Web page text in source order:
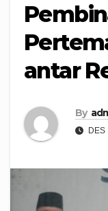
antar
By
DES